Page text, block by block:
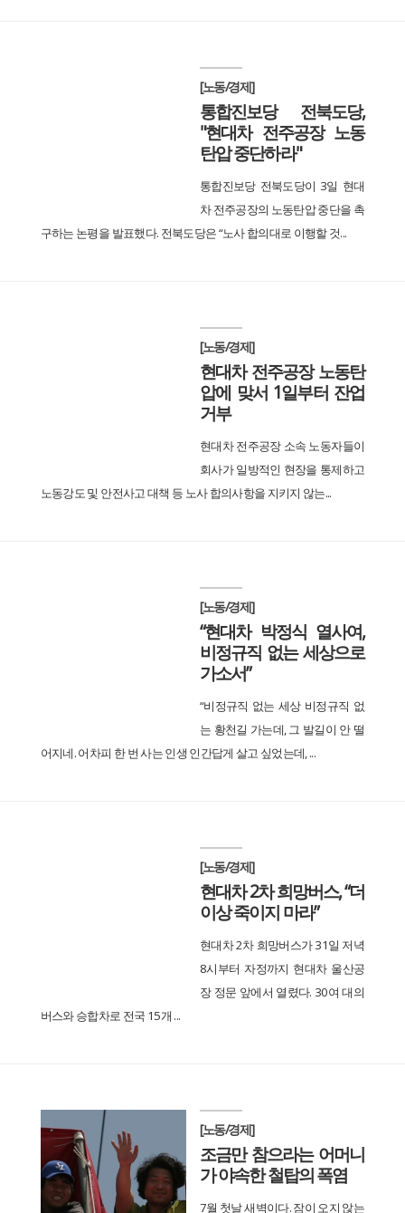
[노동/경제]
통합진보당 전북도당,
"현대차 전주공장 노동
탄압 중단하라"
통합진보당 전북도당이 3일 현대
차 전주공장의 노동탄압 중단을 촉
구하는 논평을 발표했다. 전북도당은 “노사 합의대로 이행할 것...
[노동/경제]
현대차 전주공장 노동탄
압에 맞서 1일부터 잔업
거부
현대차 전주공장 소속 노동자들이
회사가 일방적인 현장을 통제하고
노동강도 및 안전사고 대책 등 노사 합의사항을 지키지 않는...
[노동/경제]
“현대차 박정식 열사여,
비정규직 없는 세상으로
가소서”
“비정규직 없는 세상 비정규직 없
는 황천길 가는데, 그 발길이 안 떨
어지네. 어차피 한 번 사는 인생 인간답게 살고 싶었는데, ...
[노동/경제]
현대차 2차 희망버스, “더
이상 죽이지 마라”
현대차 2차 희망버스가 31일 저녁
8시부터 자정까지 현대차 울산공
장 정문 앞에서 열렸다. 30여 대의
버스와 승합차로 전국 15개 ...
[노동/경제]
조금만 참으라는 어머니
가 야속한 철탑의 폭염
7월 첫날 새벽이다. 잠이 오지 않는